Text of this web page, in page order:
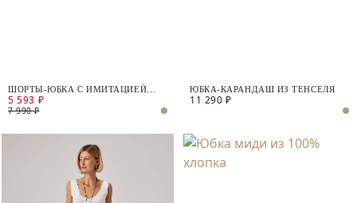
ШОРТЫ-ЮБКА С ИМИТАЦИЕЙ
ЗАПАХА
5 593 ₽
7 990 ₽
ЮБКА-КАРАНДАШ ИЗ ТЕНСЕЛЯ
11 290 ₽